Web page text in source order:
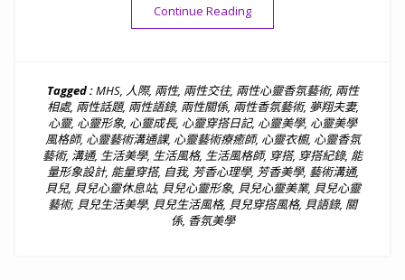
Continue Reading“貝語錄｜時間寶貴請和值得
Tagged :MHS, 人際, 兩性, 兩性交往, 兩性心靈香氛藝術, 兩性
相處, 兩性話題, 兩性語錄, 兩性關係, 兩性香氛藝術, 夢翔夫妻,
心靈, 心靈形象, 心靈成長, 心靈穿搭日記, 心靈美學, 心靈美學
風格師, 心靈藝術溝通課, 心靈藝術療癒師, 心靈衣櫥, 心靈香氛
藝術, 溝通, 生活美學, 生活風格, 生活風格師, 穿搭, 穿搭紀錄, 能
量形象設計, 能量穿搭, 自我, 芳香心理學, 芳香美學, 藝術溝通,
貝兒, 貝兒心靈休息站, 貝兒心靈形象, 貝兒心靈美業, 貝兒心靈
藝術, 貝兒生活美學, 貝兒生活風格, 貝兒穿搭風格, 貝語錄, 關
係, 香氛美學